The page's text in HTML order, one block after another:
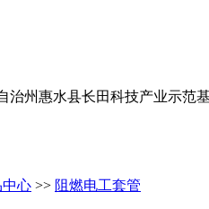
治州惠水县长田科技产业示范
中心 >> 阻燃电工套管